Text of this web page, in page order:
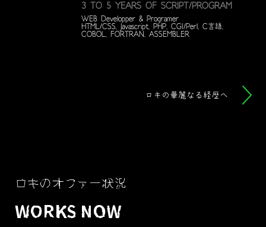
3 TO 5 YEARS OF SCRIPT/PROGRAM
WEB Developper & Programer
HTML/CSS, Javascript, PHP, CGI/Perl, C言語,
COBOL, FORTRAN, ASSEMBLER
ロキの華麗なる経歴へ
ロキのオファー状況
WORKS NOW